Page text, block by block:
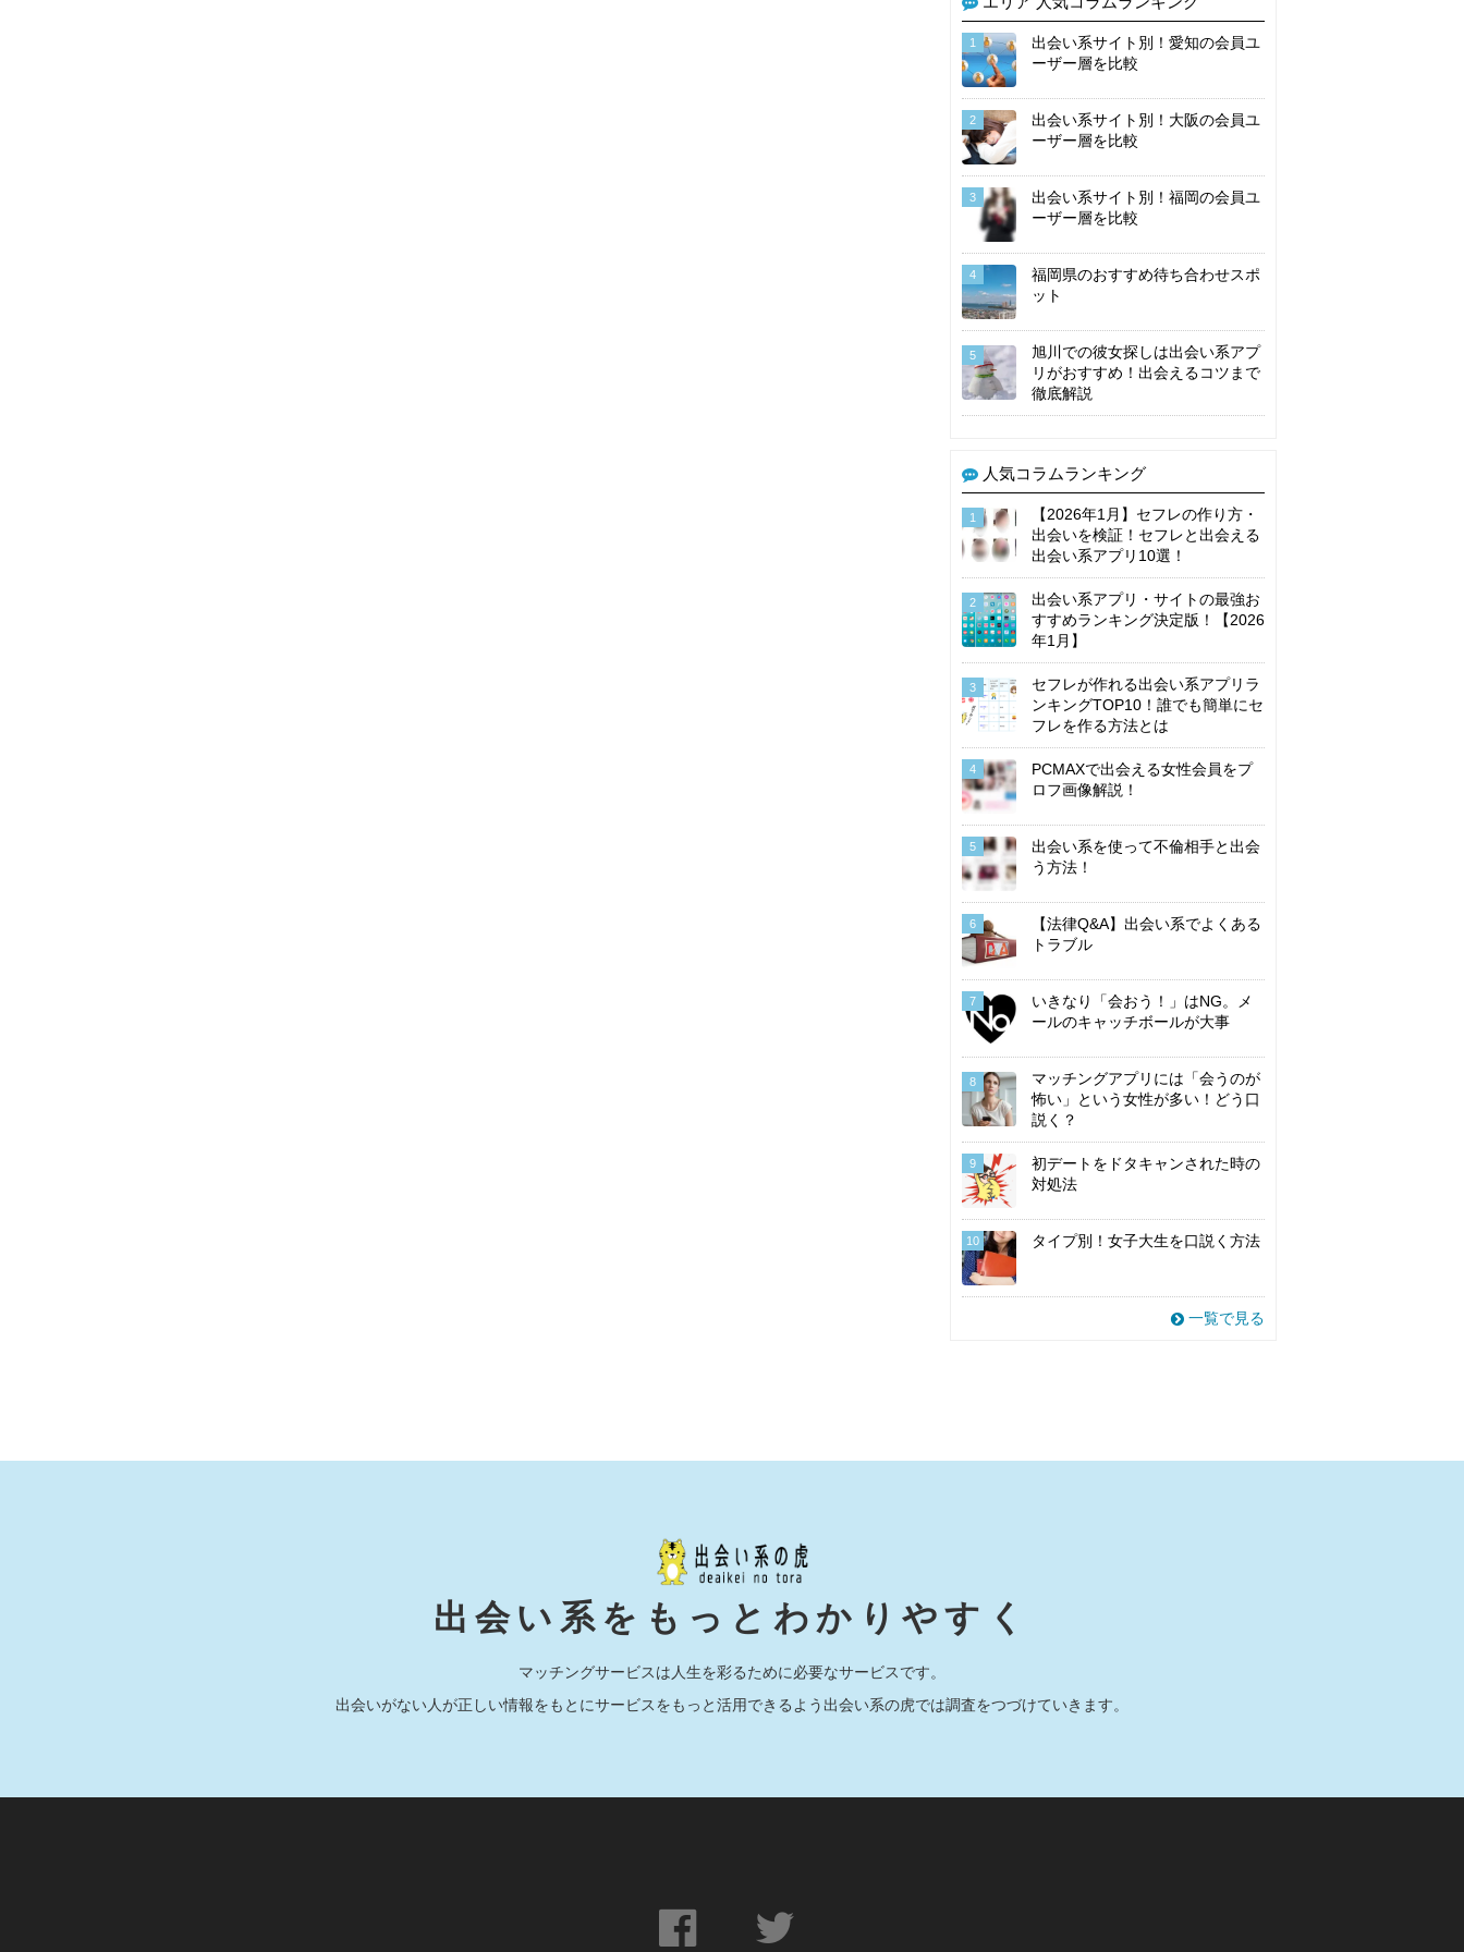
1
出会い系サイト別！愛知の会員ユ
ーザー層を比較
2
出会い系サイト別！大阪の会員ユ
ーザー層を比較
3
出会い系サイト別！福岡の会員ユ
ーザー層を比較
4
福岡県のおすすめ待ち合わせスポ
ット
5
旭川での彼女探しは出会い系アプ
リがおすすめ！出会えるコツまで
徹底解説
人気コラムランキング
1
【2026年1月】セフレの作り方・
出会いを検証！セフレと出会える
出会い系アプリ10選！
2
出会い系アプリ・サイトの最強お
すすめランキング決定版！【2026
年1月】
3
セフレが作れる出会い系アプリラ
ンキングTOP10！誰でも簡単にセ
フレを作る方法とは
4
PCMAXで出会える女性会員をプ
ロフ画像解説！
5
出会い系を使って不倫相手と出会
う方法！
6
【法律Q&A】出会い系でよくある
トラブル
7
いきなり「会おう！」はNG。メ
ールのキャッチボールが大事
8
マッチングアプリには「会うのが
怖い」という女性が多い！どう口
説く？
9
初デートをドタキャンされた時の
対処法
10 タイプ別！女子大生を口説く方法
一覧で見る
出会い系をもっとわかりやすく
マッチングサービスは人生を彩るために必要なサービスです。
出会いがない人が正しい情報をもとにサービスをもっと活用できるよう出会い系の虎では調査をつづけていきます。